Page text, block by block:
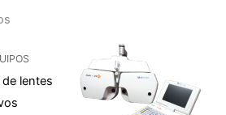
lentes